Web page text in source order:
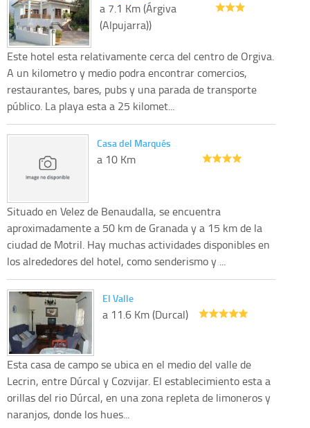
a 7.1 Km (Árgiva
(Alpujarra))
Este hotel esta relativamente cerca del centro de Orgiva.
A un kilometro y medio podra encontrar comercios,
restaurantes, bares, pubs y una parada de transporte
público. La playa esta a 25 kilomet...
Casa del Marqués
a 10 Km
Situado en Velez de Benaudalla, se encuentra
aproximadamente a 50 km de Granada y a 15 km de la
ciudad de Motril. Hay muchas actividades disponibles en
los alrededores del hotel, como senderismo y ...
El Valle
a 11.6 Km (Durcal)
Esta casa de campo se ubica en el medio del valle de
Lecrin, entre Dúrcal y Cozvijar. El establecimiento esta a
orillas del rio Dúrcal, en una zona repleta de limoneros y
naranjos, donde los hues...